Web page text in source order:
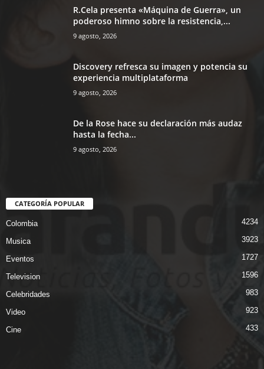
R.Cela presenta «Máquina de Guerra», un
poderoso himno sobre la resistencia,...
9 agosto, 2026
Discovery refresca su imagen y potencia su
experiencia multiplataforma
9 agosto, 2026
De la Rose hace su declaración más audaz
hasta la fecha...
9 agosto, 2026
CATEGORÍA POPULAR
Colombia 4234
Musica 3923
Eventos 1727
Television 1596
Celebridades 983
Video 923
Cine 433